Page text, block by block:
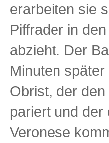
erarbeiten sie
Piffrader in
abzieht. Der
Minuten
Obrist, der
pariert und der
Veronese